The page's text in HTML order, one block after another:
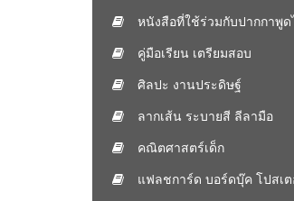
หนังสือที่ใช้ร่วมกับปากกาพูด
คู่มือเรียน เตรียมสอบ
ศิลปะ งานประดิษฐ์
ลากเส้น ระบายสี ลีลามือ
คณิตศาสตร์เด็ก
แฟลชการ์ด บอร์ดบุ๊ค โปสเต